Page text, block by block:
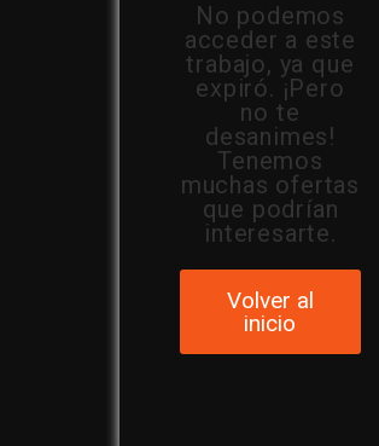
No podemos
acceder a este
trabajo, ya que
expiró. ¡Pero
no te
desanimes!
Tenemos
muchas ofertas
que podrían
interesarte.
Volver al
inicio